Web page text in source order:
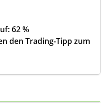
62 %
den Trading-Tipp zum